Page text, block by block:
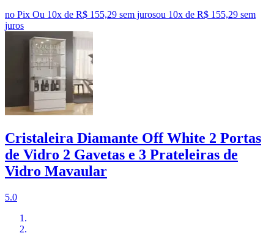
no Pix Ou 10x de R$ 155,29 sem jurosou 10x de R$ 155,29 sem
juros
Cristaleira Diamante Off White 2 Portas
de Vidro 2 Gavetas e 3 Prateleiras de
Vidro Mavaular
5.0